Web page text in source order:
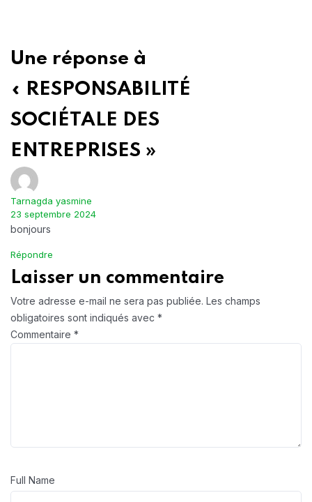
Une réponse à
« RESPONSABILITÉ
SOCIÉTALE DES
ENTREPRISES »
Tarnagda yasmine
23 septembre 2024
bonjours
Répondre
Laisser un commentaire
Votre adresse e-mail ne sera pas publiée. Les champs
obligatoires sont indiqués avec *
Commentaire *
Full Name